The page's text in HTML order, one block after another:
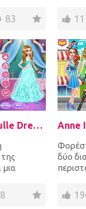
στο
την...
83
Princess Tulle Dress Art Photo
μια
της
φορέμ...
8
δύο